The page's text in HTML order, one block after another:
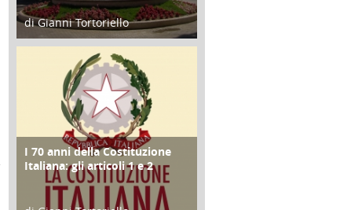
di Gianni Tortoriello
16 Febbraio 2018
FOCUS
I 70 anni della Costituzione
Italiana: gli articoli 1 e 2